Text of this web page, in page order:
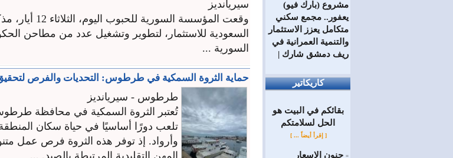
سيريانديز
وقعت المؤسسة
السعودية للاستثمار، لتطوير وتشغيل عدد من مطاحن
السورية ...
حماية الثروة السمكية في طرطوس: التحديات والفرص
طرطوس - سيريانديز
تُعتبر الثروة السمكية في محافظة
تلعب دورًا أساسيًا في حياة سكان
وأرواد. إذ توفر هذه الثروة فرص عمل
المهن التقليدية المرتبطة بالصيد. ...
مشروع (بارك فيو)
يعفور.. مجمع سكني
متكامل يعزز الاستثمار
والتنمية العمرانية في
ريف دمشق شارك |
كاريكاتير
بقائكم في البيت هو
الحل لسلامتكم
[ إقرأ أيضاً ... ]
= جنون الاسعار